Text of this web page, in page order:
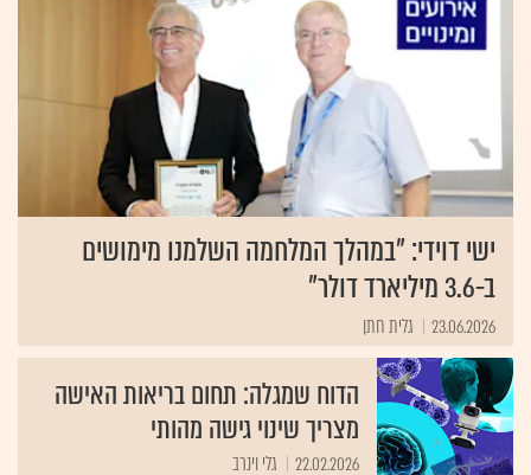
ישי דוידי: "במהלך המלחמה השלמנו מימושים
ב-3.6 מיליארד דולר"
23.06.2026 גלית חתן
הדוח שמגלה: תחום בריאות האישה
מצריך שינוי גישה מהותי
22.02.2026 גלי וינרב